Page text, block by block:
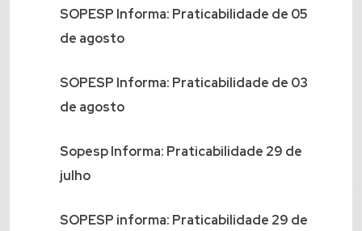
SOPESP Informa: Praticabilidade de 05
de agosto
SOPESP Informa: Praticabilidade de 03
de agosto
Sopesp Informa: Praticabilidade 29 de
julho
SOPESP informa: Praticabilidade 29 de